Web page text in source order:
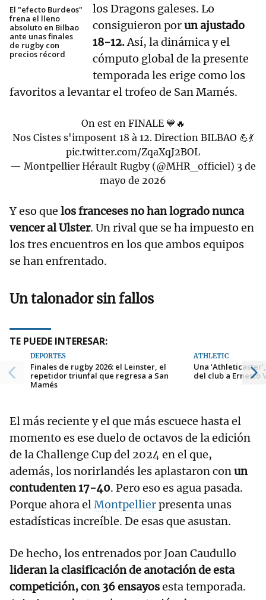
El "efecto Burdeos"
frena el lleno
absoluto en Bilbao
ante unas finales
de rugby con
precios récord
los Dragons galeses. Lo
consiguieron porun ajustado
18-12.Así, la dinámica y el
cómputo global de la presente
temporada les erige como los
favoritos a levantar el trofeo de San Mamés.
On est en FINALE 💙🔥
Nos Cistes s'imposent 18 à 12. Direction BILBAO 💪💃
pic.twitter.com/ZqaXqJ2BOL
— Montpellier Hérault Rugby (@MHR_officiel) 3 de
mayo de 2026
Y eso que los franceses no han logrado nunca
vencer al Ulster. Un rival que se ha impuesto en
los tres encuentros en los que ambos equipos
se han enfrentado.
Un talonador sin fallos
TE PUEDE INTERESAR:
DEPORTES
Finales de rugby 2026: el Leinster, el
repetidor triunfal que regresa a San
Mamés
ATHLETIC
Una
del club a Ernesto
El más reciente y el que más escuece hasta el
momento es ese duelo de octavos de la edición
de la Challenge Cup del 2024 en el que,
además, los norirlandés les aplastaron conun
contudenten 17-40. Pero eso es agua pasada.
Porque ahora elMontpellierpresenta unas
estadísticas increíble. De esas que asustan.
De hecho, los entrenados por Joan Caudullo
lideran la clasificación de anotación de esta
competición, con 36 ensayosesta temporada.